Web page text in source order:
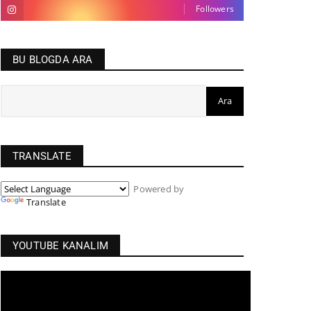
Followers
BU BLOGDA ARA
TRANSLATE
Powered by
Translate
YOUTUBE KANALIM